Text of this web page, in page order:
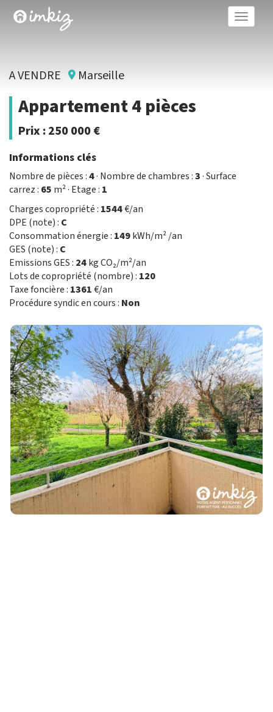
Toggle
A VENDRE Marseille
Appartement 4 pièces
Prix :250 000 €
Informations clés
Nombre de pièces :4· Nombre de chambres :3· Surface
carrez : 65 m² · Etage : 1
Charges copropriété : 1544€/an
DPE (note) : C
Consommation énergie : 149kWh/m² /an
GES (note) : C
Emissions GES : 24kg CO₂/m²/an
Lots de copropriété (nombre) : 120
Taxe foncière : 1361€/an
Procédure syndic en cours : Non